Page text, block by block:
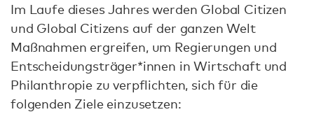
Im Laufe dieses Jahres werden Global Citizen
und Global Citizens auf der ganzen Welt
Maßnahmen ergreifen, um Regierungen und
Entscheidungsträger*innen in Wirtschaft und
Philanthropie zu verpflichten, sich für die
folgenden Ziele einzusetzen: